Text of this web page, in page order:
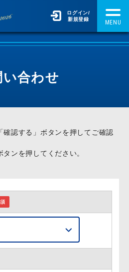
ログイン/
新規登録
い合わせ
確認する」ボタンを押してご確認
ンを押してください。